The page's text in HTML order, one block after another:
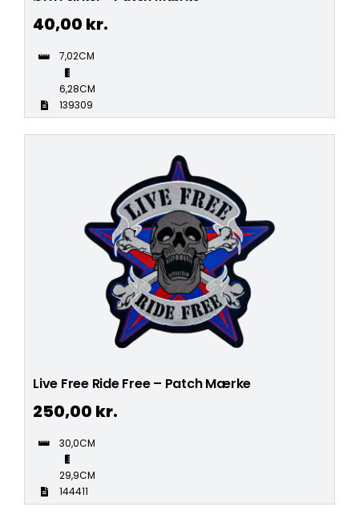
40,00 kr.
7,02CM
6,28CM
139309
Live Free Ride Free – Patch Mærke
250,00 kr.
30,0CM
29,9CM
144411